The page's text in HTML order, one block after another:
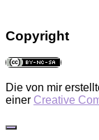
Copyright
Die von mir
einer Creative